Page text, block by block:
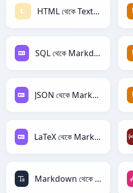
HTML থেকে Textile
SQL থেকে Markdown
JSON থেকে Markdown
LaTeX থেকে Markdown
Markdown থেকে ASCII